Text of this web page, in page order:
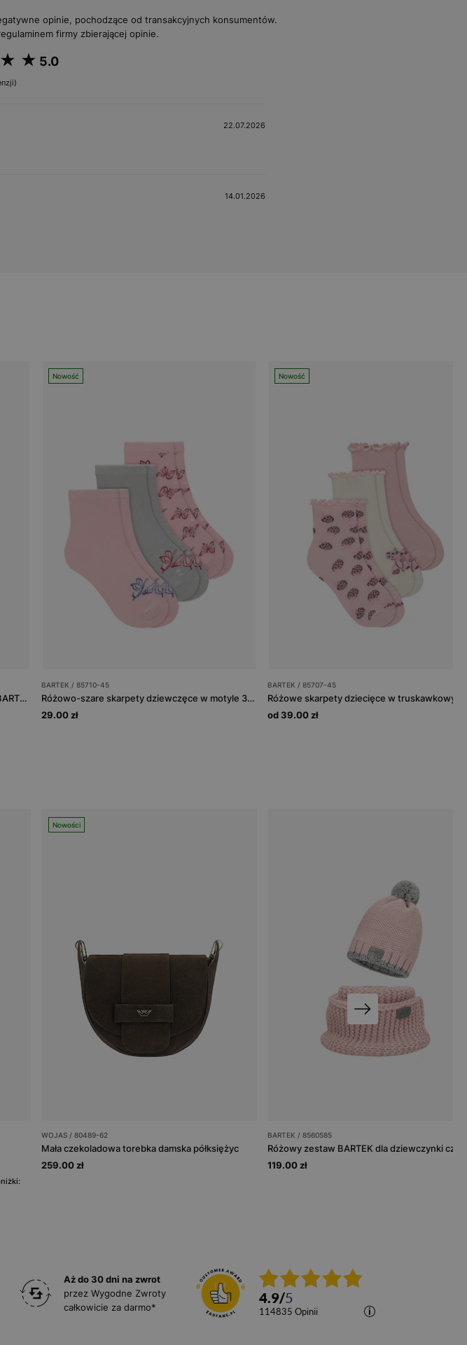
opinie, pochodzące od transakcyjnych konsumentów.
firmy zbierającej opinie.
5.0
22.07.2026
14.01.2026
3-pak bambusowych skarpet dziecięcych BARTEK z jesiennym motywem 85706-45
Nowość
BARTEK / 85710-45
Różowo-szare skarpety dziewczęce w motyle 3-pak BARTEK 85710-45
29.00 zł
Nowość
BARTEK / 85707-45
od 39.00 zł
Nowości
WOJAS / 80489-62
Mała czekoladowa torebka damska półksiężyc
259.00 zł
BARTEK / 8560585
119.00 zł
Aż do 30 dni na zwrot
przez Wygodne Zwroty
całkowicie za darmo*
4.9/5
114835 opinii